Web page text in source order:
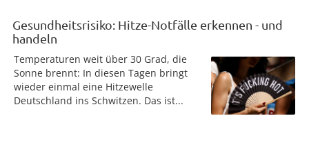
Gesundheitsrisiko: Hitze-Notfälle erkennen - und
handeln
Temperaturen weit über 30 Grad, die
Sonne brennt: In diesen Tagen bringt
wieder einmal eine Hitzewelle
Deutschland ins Schwitzen. Das ist...